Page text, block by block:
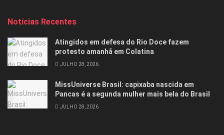
Notícias Recentes
Atingidos em defesa do Rio Doce fazem
protesto amanhã em Colatina
JULHO 28, 2026
MissUniverse Brasil: capixaba nascida em
Pancas é a segunda mulher mais bela do Brasil
JULHO 28, 2026